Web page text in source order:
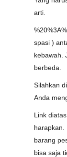
arti.
spasi )
kebawah.
berbeda.
Silahkan
Anda
Link
harapkan.
barang
bisa saja